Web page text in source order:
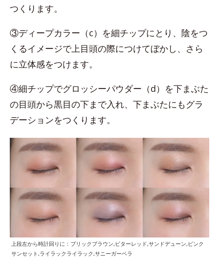
つくります。
③ディープカラー（c）を細チップにとり、陰をつ
くるイメージで上目頭の際につけてぼかし、さら
に立体感をつけます。
④細チップでグロッシーパウダー（d）を下まぶた
の目頭から黒目の下まで入れ、下まぶたにもグラ
デーションをつくります。
上段左から時計回りに：ブリックブラウン,ビターレッド,サンドデューン,ピンク
サンセット,ライラックライラック,サニーガーベラ